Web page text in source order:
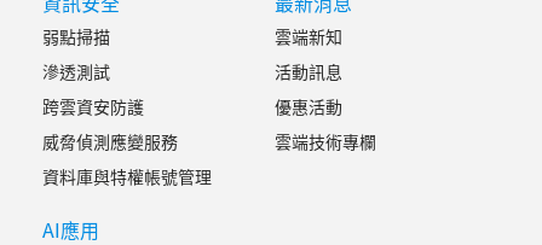
弱點掃描
滲透測試
跨雲資安防護
威脅偵測應變服務
資料庫與特權帳號管理
雲端新知
活動訊息
優惠活動
雲端技術專欄
AI應用